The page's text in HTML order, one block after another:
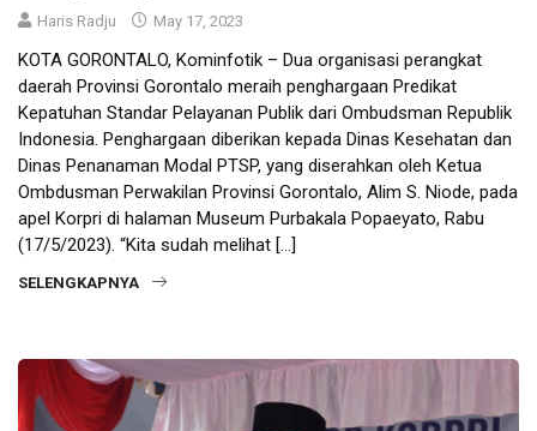
Haris Radju May 17, 2023
KOTA GORONTALO, Kominfotik – Dua organisasi perangkat
daerah Provinsi Gorontalo meraih penghargaan Predikat
Kepatuhan Standar Pelayanan Publik dari Ombudsman Republik
Indonesia. Penghargaan diberikan kepada Dinas Kesehatan dan
Dinas Penanaman Modal PTSP, yang diserahkan oleh Ketua
Ombdusman Perwakilan Provinsi Gorontalo, Alim S. Niode, pada
apel Korpri di halaman Museum Purbakala Popaeyato, Rabu
(17/5/2023). “Kita sudah melihat […]
SELENGKAPNYA